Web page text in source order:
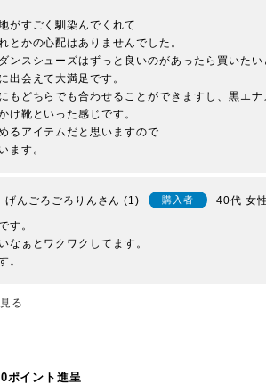
がすごく馴染んでくれて
とかの心配はありませんでした。
ンスシューズはずっと良いのがあったら買いたい
出会えて大満足です。
もどちらでも合わせることができますし、黒エ
け靴といった感じです。
るアイテムだと思いますので
ます。
げんごろごろりん 1 購入者 40代 女
す。
なぁとワクワクしてます。
。
る
ポイント進呈